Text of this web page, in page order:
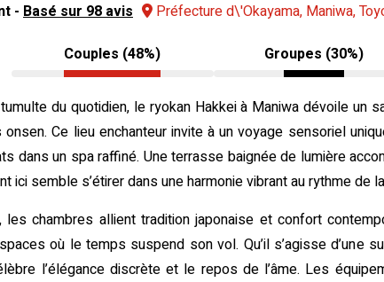
- Basé sur 98 avis Préfecture d\'Okayama, Maniwa,
Couples (48%) Groupes (30%)
du quotidien, le ryokan Hakkei à Maniwa dévoile un
Ce lieu enchanteur invite à un voyage sensoriel
dans un spa raffiné. Une terrasse baignée de lumière
ici semble s’étirer dans une harmonie vibrant au rythme de
les chambres allient tradition japonaise et confort
où le temps suspend son vol. Qu’il s’agisse d’une
l’élégance discrète et le repos de l’âme. Les